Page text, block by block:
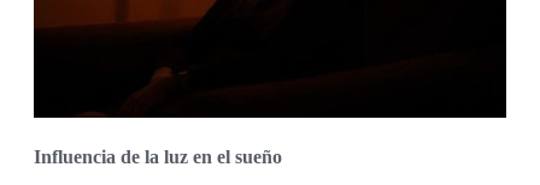
Influencia de la luz en el sueño